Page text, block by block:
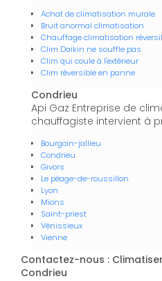
Achat de climatisation murale
Bruit anormal climatisation
Chauffage climatisation
Clim Daikin ne souffle pas
Clim qui coule à l'extérieur
Clim réversible en panne
Condrieu
Api Gaz Entreprise de
chauffagiste intervient à
Bourgoin-jallieu
Condrieu
Givors
Le péage-de-roussillon
Lyon
Mions
Saint-priest
Vénissieux
Vienne
Contactez-nous :
Condrieu